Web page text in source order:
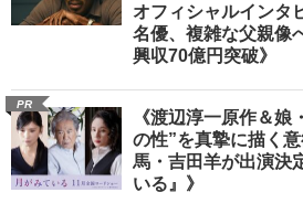
オフィシャルインタ
名優、複雑な父親像
興収70億円突破》
PR
《渡辺淳一原作＆
の性”を真摯に描く
馬・吉田羊が出演決
いる』》